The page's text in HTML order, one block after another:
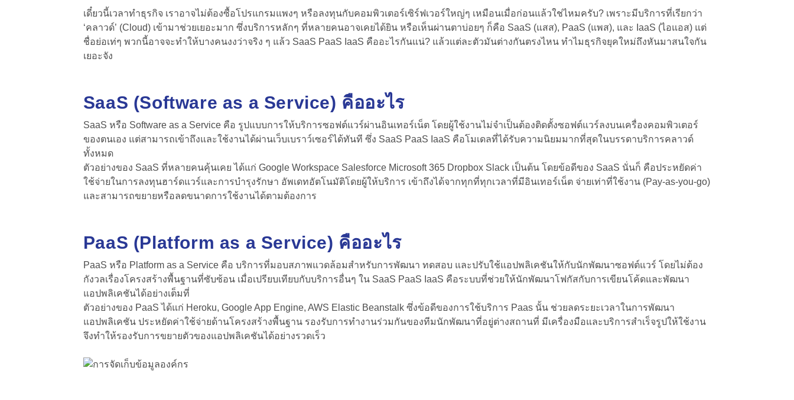
เดี๋ยวนี้เวลาทำธุรกิจ เราอาจไม่ต้องซื้อโปรแกรมแพงๆ หรือลงทุนกับคอมพิวเตอร์เซิร์ฟเวอร์ใหญ่ๆ เหมือนเมื่อก่อนแล้วใช่ไหมครับ? เพราะมีบริการที่เรียกว่า
‘คลาวด์’ (Cloud) เข้ามาช่วยเยอะมาก ซึ่งบริการหลักๆ ที่หลายคนอาจเคยได้ยิน หรือเห็นผ่านตาบ่อยๆ ก็คือ SaaS (แสส), PaaS (แพส), และ IaaS (ไอแอส) แต่
ชื่อย่อเท่ๆ พวกนี้อาจจะทำให้บางคนงงว่าจริง ๆ แล้ว SaaS PaaS IaaS คืออะไรกันแน่? แล้วแต่ละตัวมันต่างกันตรงไหน ทำไมธุรกิจยุคใหม่ถึงหันมาสนใจกัน
เยอะจัง
SaaS (Software as a Service) คืออะไร
SaaS หรือ Software as a Service คือ รูปแบบการให้บริการซอฟต์แวร์ผ่านอินเทอร์เน็ต โดยผู้ใช้งานไม่จำเป็นต้องติดตั้งซอฟต์แวร์ลงบนเครื่องคอมพิวเตอร์
ของตนเอง แต่สามารถเข้าถึงและใช้งานได้ผ่านเว็บเบราว์เซอร์ได้ทันที ซึ่ง SaaS PaaS IaaS คือโมเดลที่ได้รับความนิยมมากที่สุดในบรรดาบริการคลาวด์
ทั้งหมด
ตัวอย่างของ SaaS ที่หลายคนคุ้นเคย ได้แก่ Google Workspace Salesforce Microsoft 365 Dropbox Slack เป็นต้น โดยข้อดีของ SaaS นั่นก็ คือประหยัดค่า
ใช้จ่ายในการลงทุนฮาร์ดแวร์และการบำรุงรักษา อัพเดทอัตโนมัติโดยผู้ให้บริการ เข้าถึงได้จากทุกที่ทุกเวลาที่มีอินเทอร์เน็ต จ่ายเท่าที่ใช้งาน (Pay-as-you-go)
และสามารถขยายหรือลดขนาดการใช้งานได้ตามต้องการ
PaaS (Platform as a Service) คืออะไร
PaaS หรือ Platform as a Service คือ บริการที่มอบสภาพแวดล้อมสำหรับการพัฒนา ทดสอบ และปรับใช้แอปพลิเคชันให้กับนักพัฒนาซอฟต์แวร์ โดยไม่ต้อง
กังวลเรื่องโครงสร้างพื้นฐานที่ซับซ้อน เมื่อเปรียบเทียบกับบริการอื่นๆ ใน SaaS PaaS IaaS คือระบบที่ช่วยให้นักพัฒนาโฟกัสกับการเขียนโค้ดและพัฒนา
แอปพลิเคชันได้อย่างเต็มที่
ตัวอย่างของ PaaS ได้แก่ Heroku, Google App Engine, AWS Elastic Beanstalk ซึ่งข้อดีของการใช้บริการ Paas นั้น ช่วยลดระยะเวลาในการพัฒนา
แอปพลิเคชัน ประหยัดค่าใช้จ่ายด้านโครงสร้างพื้นฐาน รองรับการทำงานร่วมกันของทีมนักพัฒนาที่อยู่ต่างสถานที่ มีเครื่องมือและบริการสำเร็จรูปให้ใช้งาน
จึงทำให้รองรับการขยายตัวของแอปพลิเคชันได้อย่างรวดเร็ว